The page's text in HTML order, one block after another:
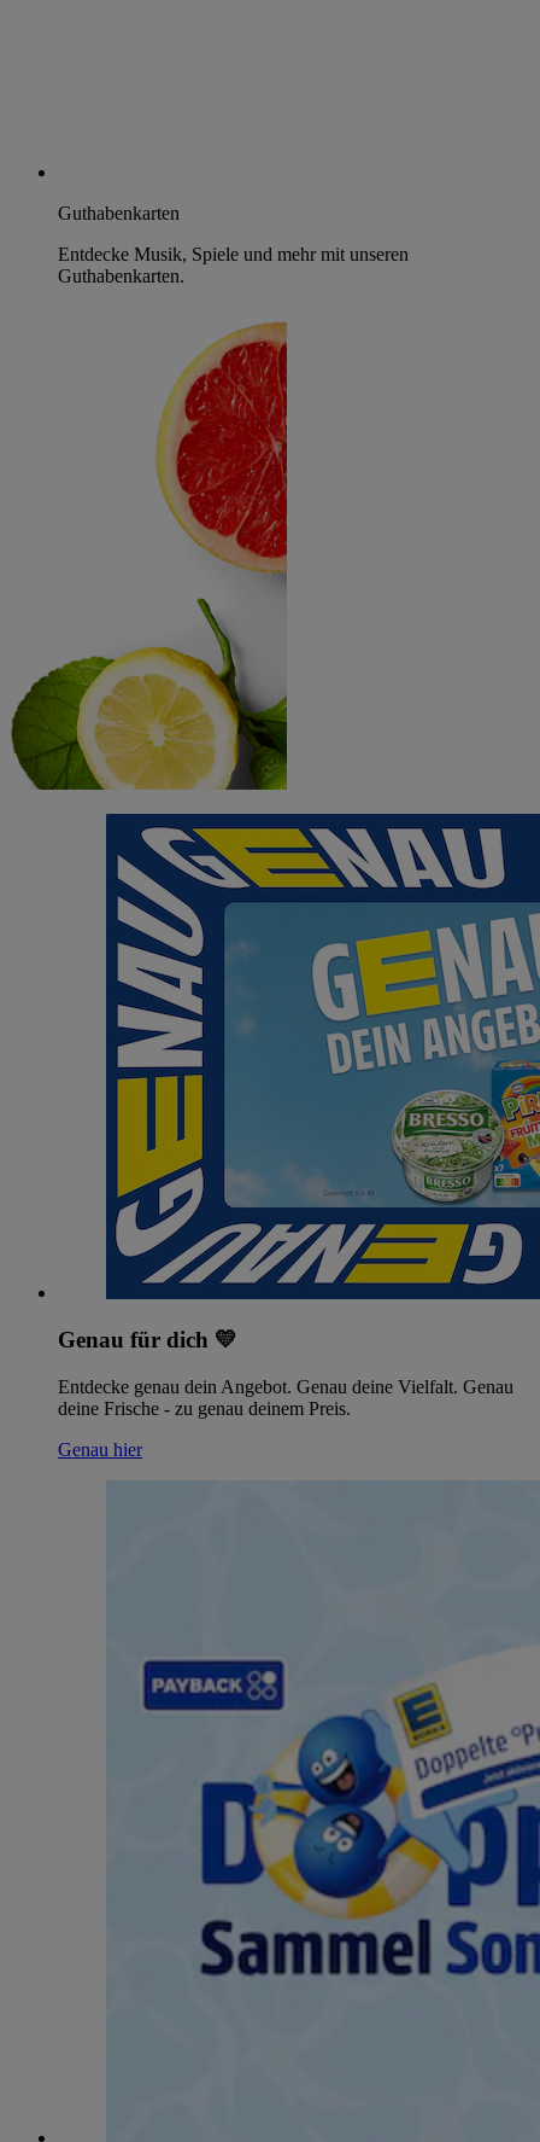
Guthabenkarten
Entdecke Musik, Spiele und mehr mit unseren
Guthabenkarten.
Genau für dich 💛
Entdecke genau dein Angebot. Genau deine Vielfalt. Genau
deine Frische - zu genau deinem Preis.
Genau hier